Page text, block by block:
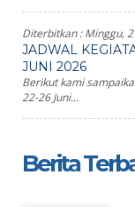
Diterbitkan :Minggu,
JADWAL
JUNI 2026
Berikut kami
22-26 Juni...
Berita